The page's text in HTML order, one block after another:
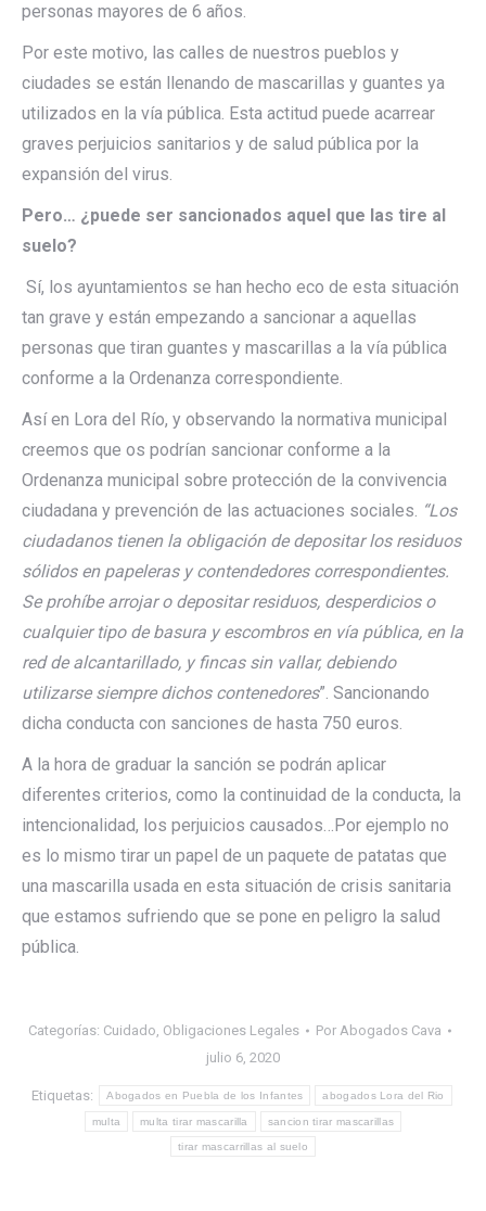
personas mayores de 6 años.
Por este motivo, las calles de nuestros pueblos y
ciudades se están llenando de mascarillas y guantes ya
utilizados en la vía pública. Esta actitud puede acarrear
graves perjuicios sanitarios y de salud pública por la
expansión del virus.
Pero… ¿puede ser sancionados aquel que las tire al
suelo?
Sí, los ayuntamientos se han hecho eco de esta situación
tan grave y están empezando a sancionar a aquellas
personas que tiran guantes y mascarillas a la vía pública
conforme a la Ordenanza correspondiente.
Así en Lora del Río, y observando la normativa municipal
creemos que os podrían sancionar conforme a la
Ordenanza municipal sobre protección de la convivencia
ciudadana y prevención de las actuaciones sociales. “Los
ciudadanos tienen la obligación de depositar los residuos
sólidos en papeleras y contendedores correspondientes.
Se prohíbe arrojar o depositar residuos, desperdicios o
cualquier tipo de basura y escombros en vía pública, en la
red de alcantarillado, y fincas sin vallar, debiendo
utilizarse siempre dichos contenedores”. Sancionando
dicha conducta con sanciones de hasta 750 euros.
A la hora de graduar la sanción se podrán aplicar
diferentes criterios, como la continuidad de la conducta, la
intencionalidad, los perjuicios causados…Por ejemplo no
es lo mismo tirar un papel de un paquete de patatas que
una mascarilla usada en esta situación de crisis sanitaria
que estamos sufriendo que se pone en peligro la salud
pública.
Categorías: Cuidado, Obligaciones Legales Por Abogados Cava
julio 6, 2020
Etiquetas: Abogados en Puebla de los Infantes abogados Lora del Rio
multa multa tirar mascarilla sancion tirar mascarillas
tirar mascarrillas al suelo